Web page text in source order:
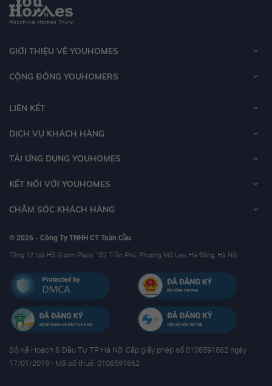
GIỚI THIỆU VỀ YOUHOMES
CỘNG ĐỒNG YOUHOMERS
LIÊN KẾT
DỊCH VỤ KHÁCH HÀNG
TẢI ỨNG DỤNG YOUHOMES
KẾT NỐI VỚI YOUHOMES
CHĂM SÓC KHÁCH HÀNG
© 2026 - Công Ty TNHH CT Toàn Cầu
Tầng 12 toà Hồ Gươm Plaza, 102 Trần Phú, Phường Mộ Lao, Hà Đông, Hà Nội
Sở Kế Hoạch & Ðầu Tư TP Hà Nội Cấp giấy phép số 0108591862 ngày
17/01/2019 - Mã số thuế: 0108591862